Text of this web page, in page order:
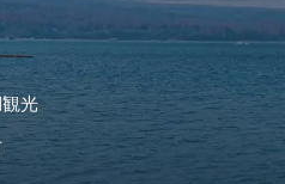
光